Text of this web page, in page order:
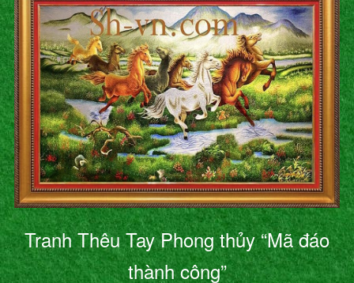
Tranh Thêu Tay Phong thủy “Mã đáo
thành công”